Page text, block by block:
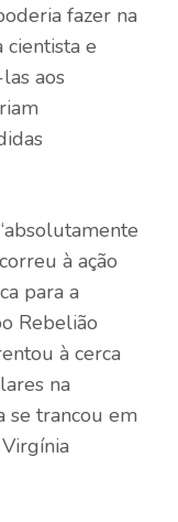
fazer na
e
aos
à ação
para a
Rebelião
à cerca
na
se trancou em